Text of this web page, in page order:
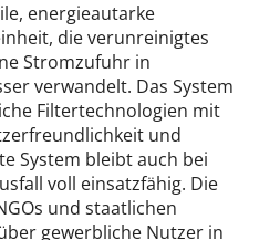
energieautarke
die verunreinigtes
Stromzufuhr in
verwandelt. Das System
Filtertechnologien mit
und
System bleibt auch bei
voll einsatzfähig. Die
und staatlichen
gewerbliche Nutzer in